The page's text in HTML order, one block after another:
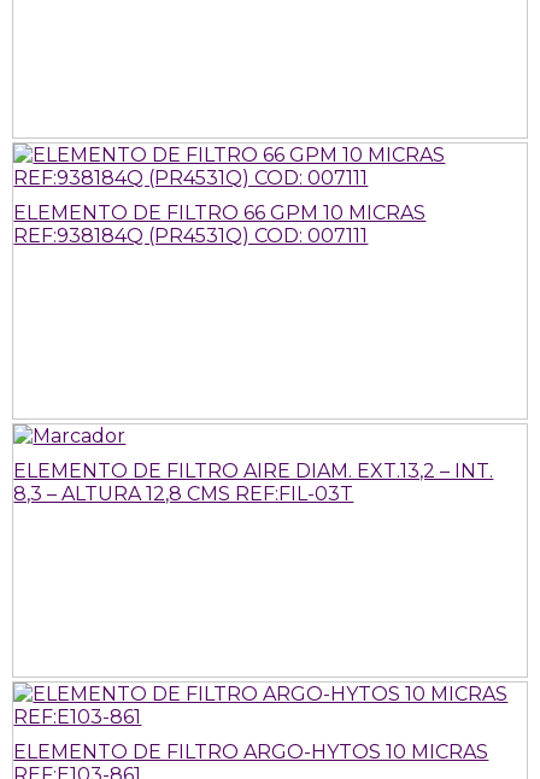
ELEMENTO DE FILTRO 66 GPM 10 MICRAS
REF:938184Q (PR4531Q) COD: 007111
ELEMENTO DE FILTRO AIRE DIAM. EXT.13,2 – INT.
8,3 – ALTURA 12,8 CMS REF:FIL-03T
ELEMENTO DE FILTRO ARGO-HYTOS 10 MICRAS